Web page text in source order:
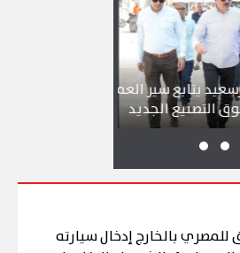
سير العمل
الجديد
بالخارج إدخال سيارته